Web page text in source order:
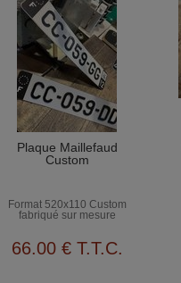
Plaque Maillefaud
Custom
Format 520x110 Custom
fabriqué sur mesure
66.00 € T.T.C.